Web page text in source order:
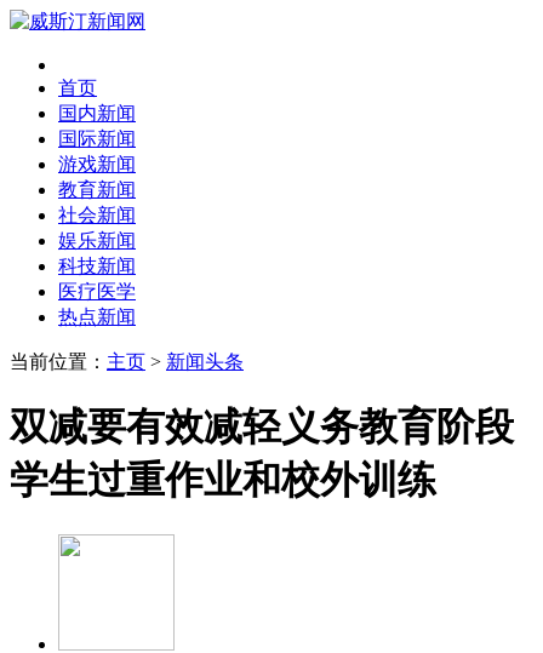
首页
国内新闻
国际新闻
游戏新闻
教育新闻
社会新闻
娱乐新闻
科技新闻
医疗医学
热点新闻
当前位置： 主页 > 新闻头条
双减要有效减轻义务教育阶段
学生过重作业和校外训练